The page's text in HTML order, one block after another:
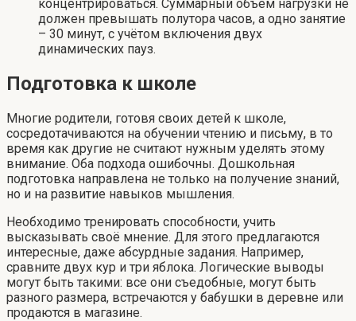
концентрироваться. Суммарный объём нагрузки не
должен превышать полутора часов, а одно занятие
– 30 минут, с учётом включения двух
динамических пауз.
Подготовка к школе
Многие родители, готовя своих детей к школе,
сосредотачиваются на обучении чтению и письму, в то
время как другие не считают нужным уделять этому
внимание. Оба подхода ошибочны. Дошкольная
подготовка направлена не только на получение знаний,
но и на развитие навыков мышления.
Необходимо тренировать способности, учить
высказывать своё мнение. Для этого предлагаются
интересные, даже абсурдные задания. Например,
сравните двух кур и три яблока. Логические выводы
могут быть такими: все они съедобные, могут быть
разного размера, встречаются у бабушки в деревне или
продаются в магазине.